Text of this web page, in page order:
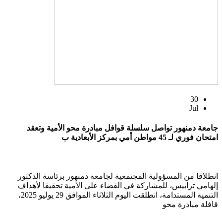
30
Jul
جامعة دمنهور تواصل سلسلة قوافل مبادرة محو الأمية وتعقد
امتحان فوري لـ 45 مواطن أمي بمركز الأبعادية ب
انطلاقا من المسؤولية المجتمعية لجامعة دمنهور برئاسة الدكتور
إلهامي ترابيس، للمشاركة في القضاء على الأمية تحقيقا لأهداف
التنمية المستدامة، انطلقت اليوم الثلاثاء الموافق 29 يوليو 2025،
قافلة مبادرة محو